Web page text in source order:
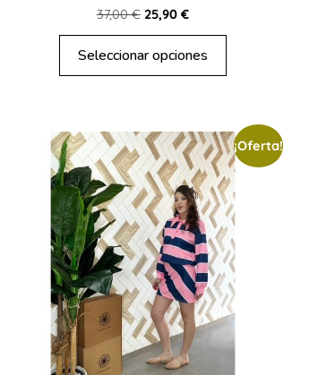
37,00€ 25,90 €
Seleccionar opciones
¡Oferta!